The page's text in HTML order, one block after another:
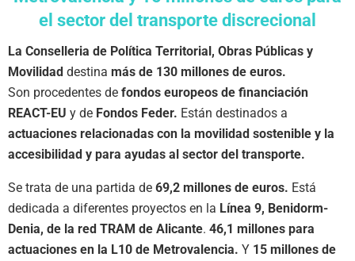
el sector del transporte discrecional
La Conselleria de Política Territorial, Obras Públicas y
Movilidad destina más de 130 millones de euros.
Son procedentes de fondos europeos de financiación
REACT-EU y de Fondos Feder. Están destinados a
actuaciones relacionadas con la movilidad sostenible y la
accesibilidad y para ayudas al sector del transporte.
Se trata de una partida de 69,2 millones de euros. Está
dedicada a diferentes proyectos en la Línea 9, Benidorm-
Denia, de la red TRAM de Alicante. 46,1 millones para
actuaciones en la L10 de Metrovalencia. Y 15 millones de